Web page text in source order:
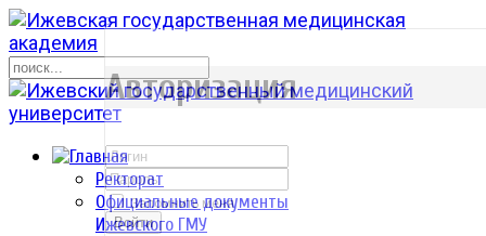
Ректорат
Официальные документы
Ижевского ГМУ
р
Авторизация
Запомнить меня
Войти